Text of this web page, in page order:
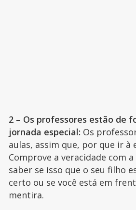
2 – Os professores estão de
jornada especial: Os
aulas, assim que, por que ir à
Comprove a veracidade com
saber se isso que o seu filho
certo ou se você está em
mentira.